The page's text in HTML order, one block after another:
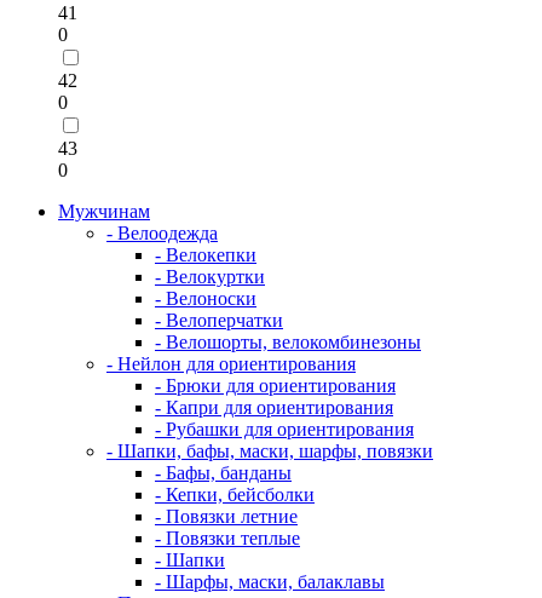
41
0
42
0
43
0
Мужчинам
- Велоодежда
- Велокепки
- Велокуртки
- Велоноски
- Велоперчатки
- Велошорты, велокомбинезоны
- Нейлон для ориентирования
- Брюки для ориентирования
- Капри для ориентирования
- Рубашки для ориентирования
- Шапки, бафы, маски, шарфы, повязки
- Бафы, банданы
- Кепки, бейсболки
- Повязки летние
- Повязки теплые
- Шапки
- Шарфы, маски, балаклавы